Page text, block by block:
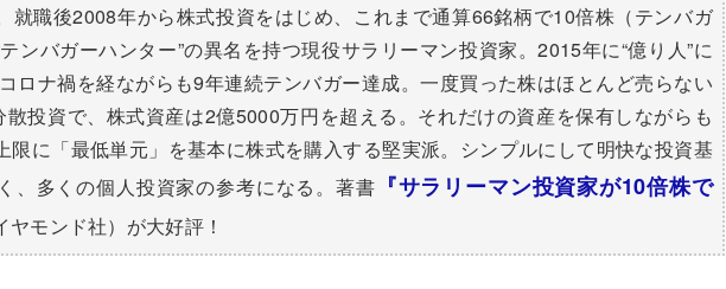
就職後2008年から株式投資をはじめ、これまで通算66銘柄で10倍株（テンバガ
ンバガーハンター”の異名を持つ現役サラリーマン投資家。2015年に“億り人”に
ロナ禍を経ながらも9年連続テンバガー達成。一度買った株はほとんど売らない
投資で、株式資産は2億5000万円を超える。それだけの資産を保有しながらも
限に「最低単元」を基本に株式を購入する堅実派。シンプルにして明快な投資基
、多くの個人投資家の参考になる。著書 『サラリーマン投資家が10倍株で
ヤモンド社）が大好評！